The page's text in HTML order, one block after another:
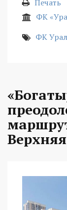
Печать
ФК
ФК